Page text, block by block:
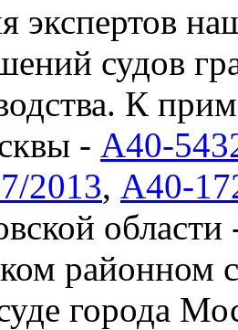
экспертов
судов
К
- А40-
2013, А40-
районном
города